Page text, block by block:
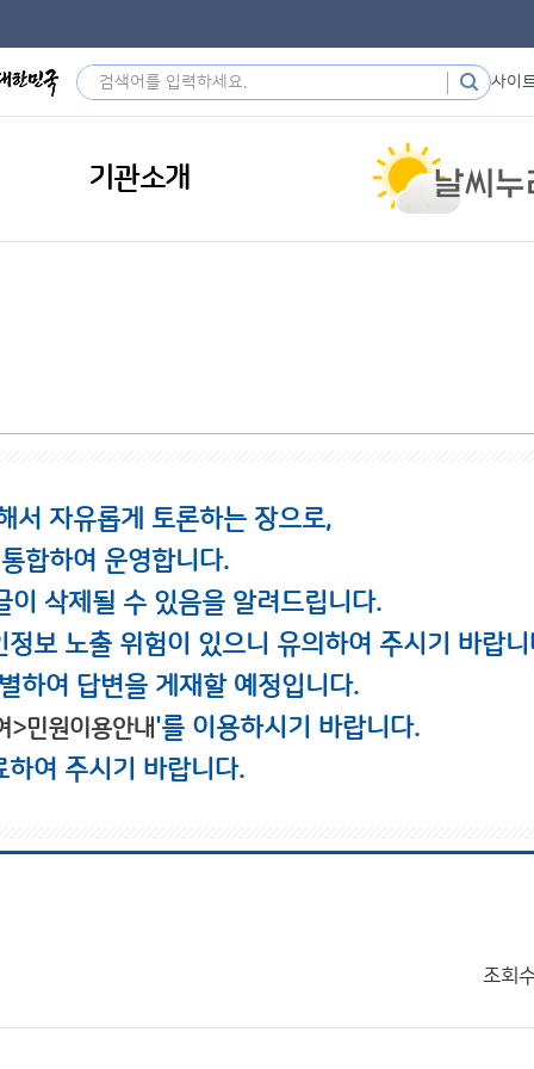
사이
기관소개
서 자유롭게 토론하는 장으로,
합하여 운영합니다.
삭제될 수 있음을 알려드립니다.
보 노출 위험이 있으니 유의하여 주시기 바랍니
하여 답변을 게재할 예정입니다.
>민원이용안내'를 이용하시기 바랍니다.
여 주시기 바랍니다.
조회